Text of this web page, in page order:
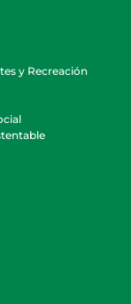
y Recreación